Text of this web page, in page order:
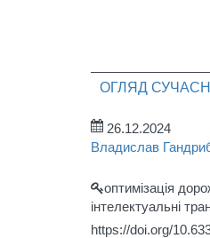
ОГЛЯД
26.12.2024
Владислав
оптимізація
інтелектуальні
https://doi.org/